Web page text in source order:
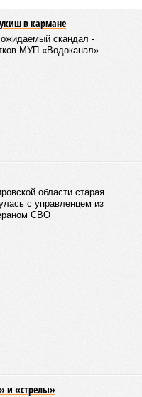
в кармане
скандал -
МУП «Водоканал»
области старая
с управленцем из
СВО
и «стрелы»